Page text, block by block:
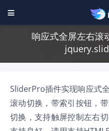

响应式全屏左右滚
SliderPro插件实现响应式
滚动切换，带索引按钮，
切换，支持触屏控制左右